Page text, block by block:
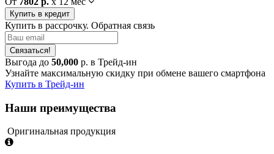
Купить в кредит
Купить в рассрочку. Обратная связь
Связаться!
Выгода до 50,000 р. в Трейд-ин
Узнайте максимальную скидку при обмене вашего смартфона
Купить в Трейд-ин
Наши преимущества
Оригинальная продукция